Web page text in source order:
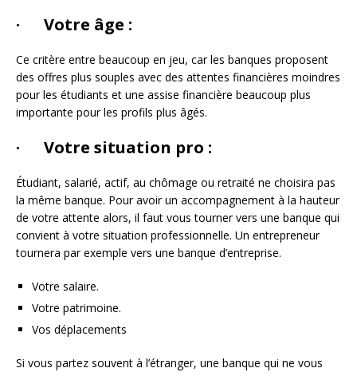
· Votre âge :
Ce critère entre beaucoup en jeu, car les banques proposent
des offres plus souples avec des attentes financières moindres
pour les étudiants et une assise financière beaucoup plus
importante pour les profils plus âgés.
· Votre situation pro :
Étudiant, salarié, actif, au chômage ou retraité ne choisira pas
la même banque. Pour avoir un accompagnement à la hauteur
de votre attente alors, il faut vous tourner vers une banque qui
convient à votre situation professionnelle. Un entrepreneur
tournera par exemple vers une banque d’entreprise.
Votre salaire.
Votre patrimoine.
Vos déplacements
Si vous partez souvent à l’étranger, une banque qui ne vous